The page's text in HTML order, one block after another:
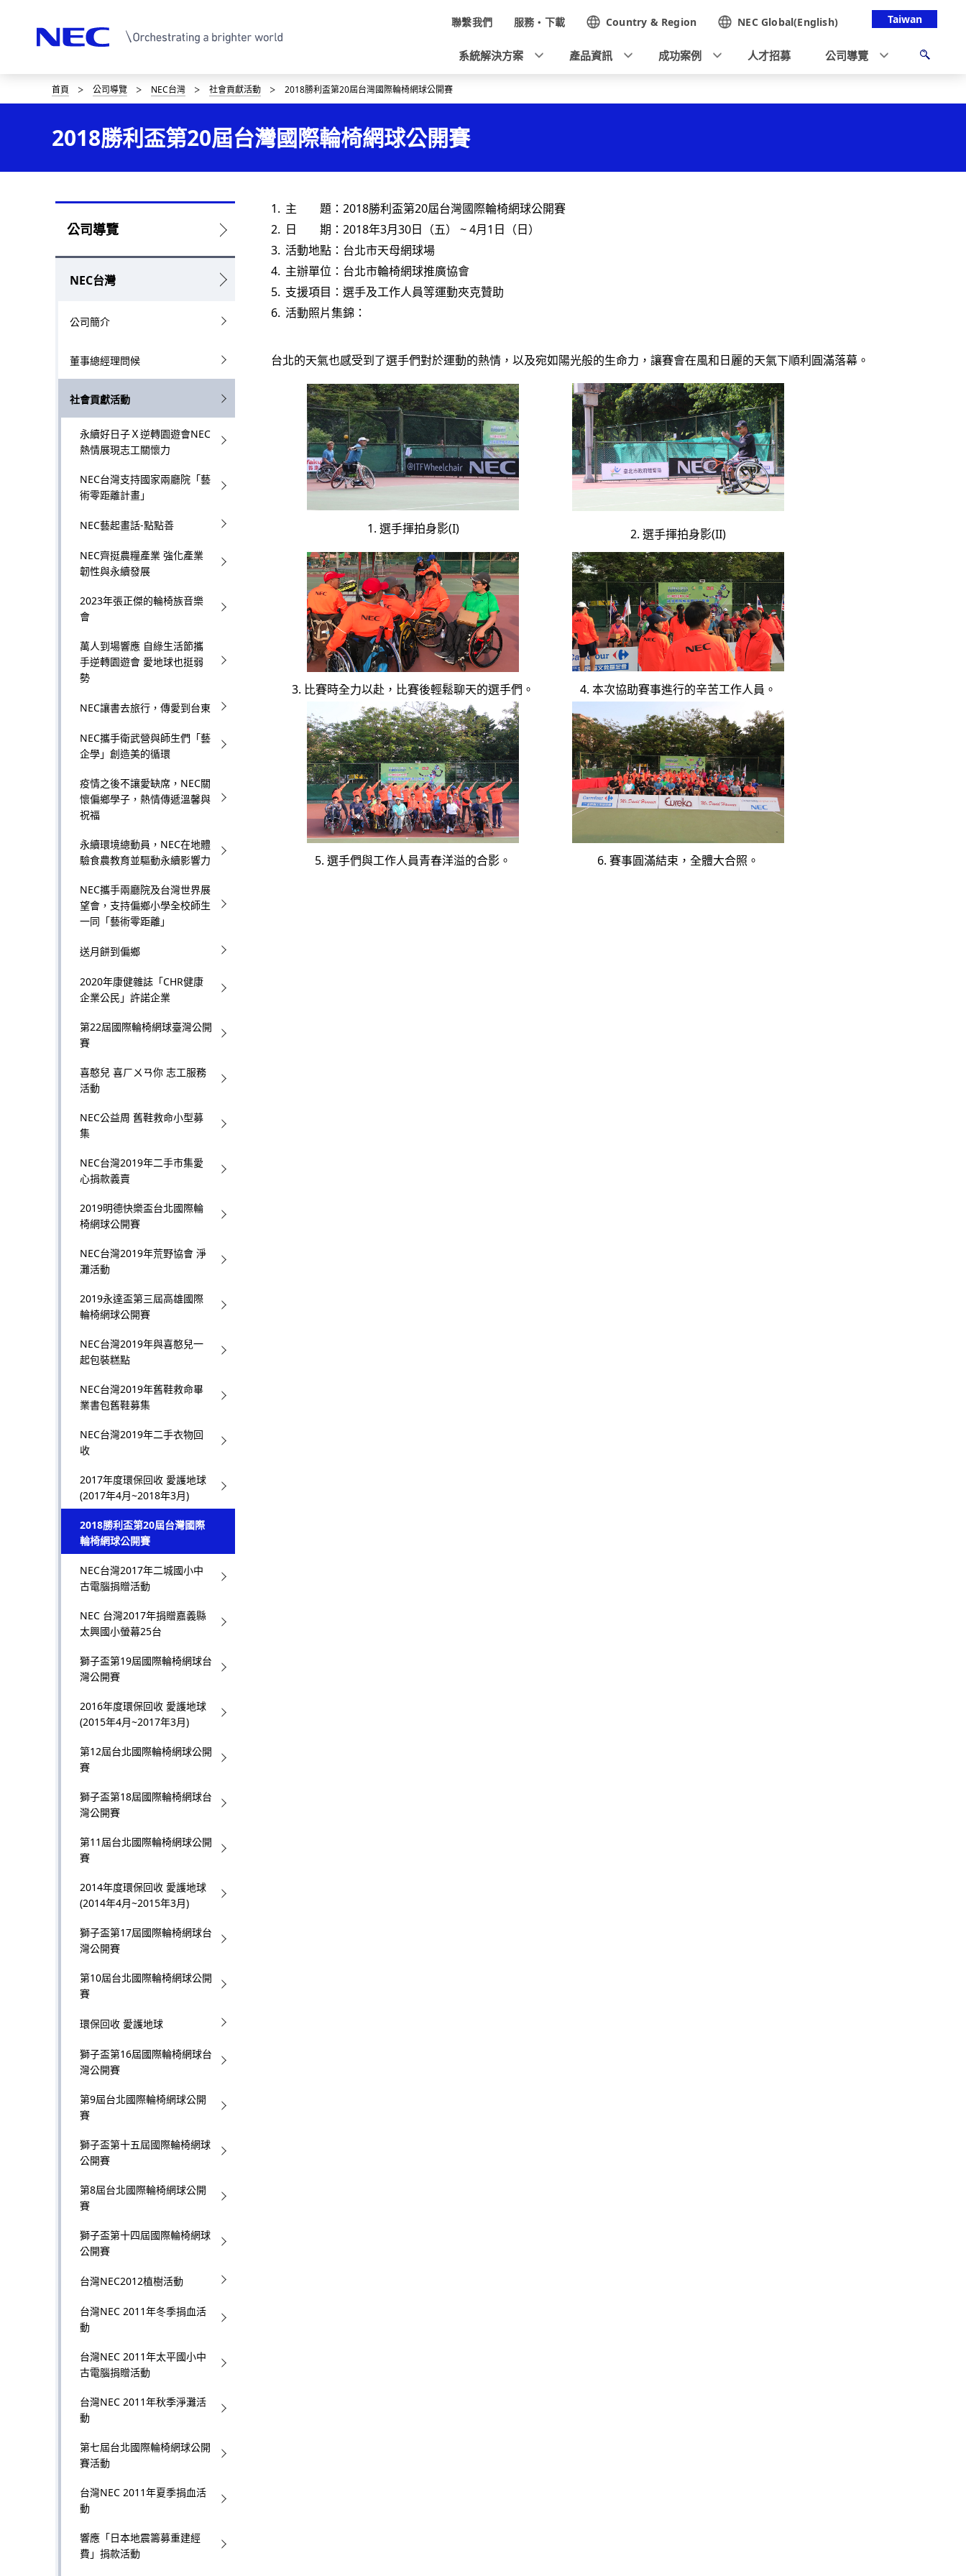
Taiwan
N
v
i
g
a
i
o
n
聯繫我們 服務・下載 Country & Region NEC Global(English)
系統解決方案 產品資訊 成功案例 人才招募 公司導覽
D
i
s
l
y
p
首頁 公司導覽 NEC台灣 社會貢獻活動 2018勝利盃第20屆台灣國際輪椅網球公開賽
2018勝利盃第20屆台灣國際輪椅網球公開賽
o
v
公司導覽
NEC台灣
公司簡介
董事總經理問候
社會貢獻活動
永續好日子Ｘ逆轉園遊會NEC
熱情展現志工關懷力
NEC台灣支持國家兩廳院「藝
術零距離計畫」
NEC藝起畫話-點點善
NEC齊挺農糧產業 強化產業
韌性與永續發展
2023年張正傑的輪椅族音樂
會
萬人到場響應 自綠生活節攜
手逆轉園遊會 愛地球也挺弱
勢
NEC讓書去旅行，傳愛到台東
NEC攜手衛武營與師生們「藝
企學」創造美的循環
疫情之後不讓愛缺席，NEC關
懷偏鄉學子，熱情傳遞溫馨與
祝福
永續環境總動員，NEC在地體
驗食農教育並驅動永續影響力
NEC攜手兩廳院及台灣世界展
望會，支持偏鄉小學全校師生
一同「藝術零距離」
送月餅到偏鄉
2020年康健雜誌「CHR健康
企業公民」許諾企業
第22屆國際輪椅網球臺灣公開
賽
喜憨兒 喜ㄏㄨㄢ你 志工服務
活動
NEC公益周 舊鞋救命小型募
集
NEC台灣2019年二手市集愛
心捐款義賣
2019明德快樂盃台北國際輪
椅網球公開賽
NEC台灣2019年荒野協會 淨
灘活動
2019永達盃第三屆高雄國際
輪椅網球公開賽
NEC台灣2019年與喜憨兒一
起包裝糕點
NEC台灣2019年舊鞋救命畢
業書包舊鞋募集
NEC台灣2019年二手衣物回
收
2017年度環保回收 愛護地球
(2017年4月~2018年3月)
2018勝利盃第20屆台灣國際
輪椅網球公開賽
NEC台灣2017年二城國小中
古電腦捐贈活動
NEC 台灣2017年捐贈嘉義縣
太興國小螢幕25台
獅子盃第19屆國際輪椅網球台
灣公開賽
2016年度環保回收 愛護地球
(2015年4月~2017年3月)
第12屆台北國際輪椅網球公開
賽
獅子盃第18屆國際輪椅網球台
灣公開賽
第11屆台北國際輪椅網球公開
賽
2014年度環保回收 愛護地球
(2014年4月~2015年3月)
獅子盃第17屆國際輪椅網球台
灣公開賽
第10屆台北國際輪椅網球公開
賽
環保回收 愛護地球
獅子盃第16屆國際輪椅網球台
灣公開賽
第9屆台北國際輪椅網球公開
賽
獅子盃第十五屆國際輪椅網球
公開賽
第8屆台北國際輪椅網球公開
賽
獅子盃第十四屆國際輪椅網球
公開賽
台灣NEC2012植樹活動
台灣NEC 2011年冬季捐血活
動
台灣NEC 2011年太平國小中
古電腦捐贈活動
台灣NEC 2011年秋季淨灘活
動
第七屆台北國際輪椅網球公開
賽活動
台灣NEC 2011年夏季捐血活
動
響應「日本地震籌募重建經
費」捐款活動
主 題：2018勝利盃第20屆台灣國際輪椅網球公開賽
日 期：2018年3月30日（五） ~ 4月1 日（日）
活動地點：台北市天母網球場
主辦單位：台北市輪椅網球推廣協會
支援項目：選手及工作人員等運動夾克贊助
活動照片集錦：
台北的天氣也感受到了選手們對於運動的熱情，以及宛如陽光般的生命力，讓賽會在風和日麗的天氣下順利圓滿落幕。
1. 選手揮拍身影(I) 2. 選手揮拍身影(II)
3. 比賽時全力以赴，比賽後輕鬆聊天的選手們。 4. 本次協助賽事進行的辛苦工作人員。
5. 選手們與工作人員青春洋溢的合影。 6. 賽事圓滿結束，全體大合照。